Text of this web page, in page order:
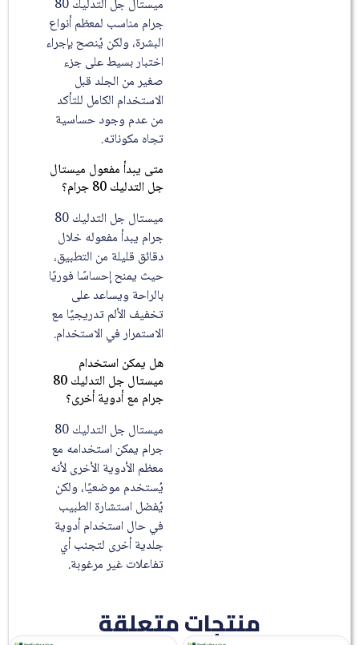
ميستال جل التدليك 80
جرام مناسب لمعظم أنواع
البشرة، ولكن يُنصح بإجراء
اختبار بسيط على جزء
صغير من الجلد قبل
الاستخدام الكامل للتأكد
من عدم وجود حساسية
تجاه مكوناته.
متى يبدأ مفعول ميستال
جل التدليك 80 جرام؟
ميستال جل التدليك 80
جرام يبدأ مفعوله خلال
دقائق قليلة من التطبيق،
حيث يمنح إحساسًا فوريًا
بالراحة ويساعد على
تخفيف الألم تدريجيًا مع
الاستمرار في الاستخدام.
هل يمكن استخدام
ميستال جل التدليك 80
جرام مع أدوية أخرى؟
ميستال جل التدليك 80
جرام يمكن استخدامه مع
معظم الأدوية الأخرى لأنه
يُستخدم موضعيًا، ولكن
يُفضل استشارة الطبيب
في حال استخدام أدوية
جلدية أخرى لتجنب أي
تفاعلات غير مرغوبة.
منتجات متعلقة